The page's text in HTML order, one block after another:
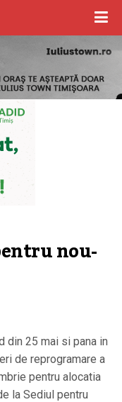
nou-
din 25 mai si pana in
de reprogramare a
pentru alocatia
la Sediul pentru